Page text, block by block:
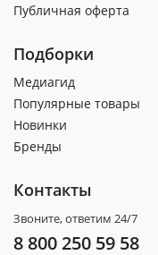
Публичная оферта
Подборки
Медиагид
Популярные товары
Новинки
Бренды
Контакты
Звоните, ответим 24/7
8 800 250 59 58